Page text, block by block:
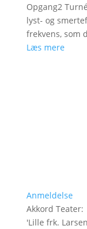
Opgang2
lyst- og
frekvens, som
Læs mere
Anmeldelse
Akkord Teater:
'Lille frk.